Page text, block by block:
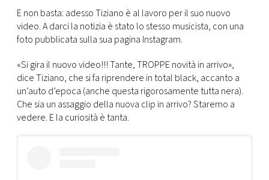
E non basta: adesso Tiziano è al lavoro per il suo nuovo
video. A darci la notizia è stato lo stesso musicista, con una
foto pubblicata sulla sua pagina Instagram.
«Si gira il nuovo video!!! Tante, TROPPE novità in arrivo»,
dice Tiziano, che si fa riprendere in total black, accanto a
un’auto d’epoca (anche questa rigorosamente tutta nera).
Che sia un assaggio della nuova clip in arrivo? Staremo a
vedere. E la curiosità è tanta.